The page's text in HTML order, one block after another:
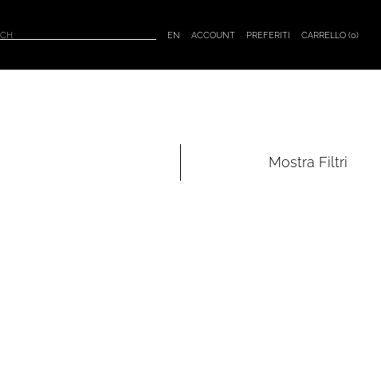
EN ACCOUNT PREFERITI CARRELLO (0)
Mostra Filtri